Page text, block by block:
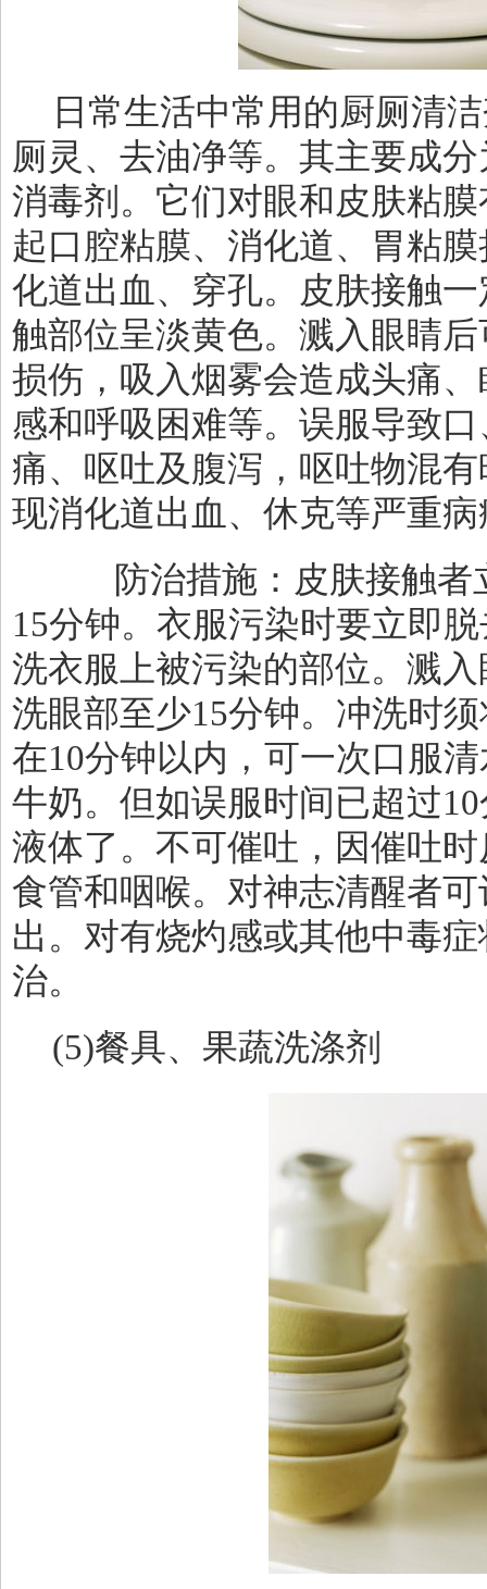
日常生活中常用的厨厕清
厕灵、去油净等。其主要成
消毒剂。它们对眼和皮肤粘
起口腔粘膜、消化道、胃粘
化道出血、穿孔。皮肤接触
触部位呈淡黄色。溅入眼睛
损伤，吸入烟雾会造成头痛
感和呼吸困难等。误服导致
痛、呕吐及腹泻，呕吐物混
现消化道出血、休克等严重病
防治措施：皮肤接触者
15分钟。衣服污染时要立即
洗衣服上被污染的部位。溅
洗眼部至少15分钟。冲洗时
在10分钟以内，可一次口服
牛奶。但如误服时间已超过10
液体了。不可催吐，因催吐
食管和咽喉。对神志清醒者
出。对有烧灼感或其他中毒
治。
(5)餐具、果蔬洗涤剂